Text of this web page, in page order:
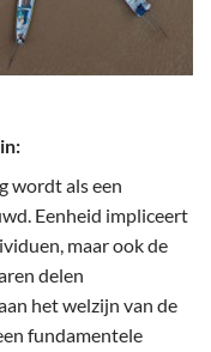
wordt als een
Eenheid impliceert
maar ook de
delen
het welzijn van de
fundamentele